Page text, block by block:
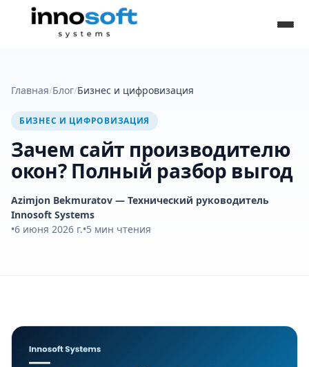
Главная/Блог/Бизнес и цифровизация
БИЗНЕС И ЦИФРОВИЗАЦИЯ
Зачем сайт производителю
окон? Полный разбор выгод
Azimjon Bekmuratov — Технический руководитель
Innosoft Systems
•6 июня 2026 г.•5 мин чтения